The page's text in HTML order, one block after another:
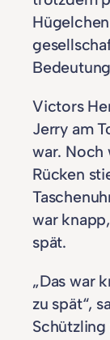
Victors
Jerry am
war. Noch
Rücken
war
spät.
„Das war
zu spät“,